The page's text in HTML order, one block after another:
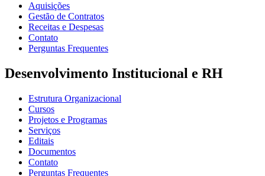
Aquisições
Gestão de Contratos
Receitas e Despesas
Contato
Perguntas Frequentes
Desenvolvimento Institucional e RH
Estrutura Organizacional
Cursos
Projetos e Programas
Serviços
Editais
Documentos
Contato
Perguntas Frequentes